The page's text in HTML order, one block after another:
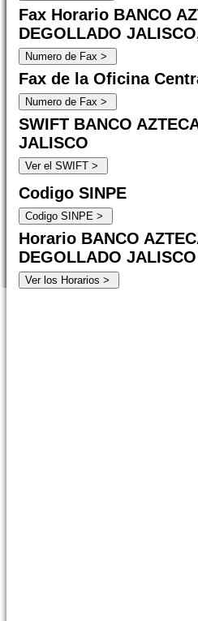
Fax Horario BANCO
DEGOLLADO
Fax de la Oficina
SWIFT BANCO
JALISCO
Codigo SINPE
Horario BANCO
DEGOLLADO JALISCO